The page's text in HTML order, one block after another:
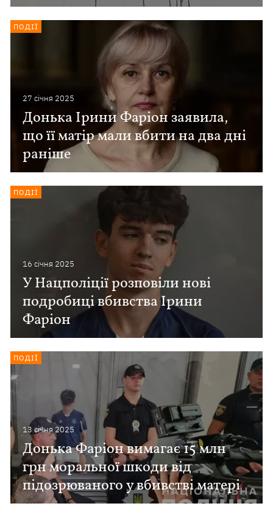
27 сiчня 2025
Донька Ірини Фаріон заявила,
що її матір мали вбити на два дні
раніше
ПОДІЇ
16 сiчня 2025
У Нацполіції розповіли нові
подробиці вбивства Ірини
Фаріон
ПОДІЇ
13 сiчня 2025
Донька Фаріон вимагає 15 млн
грн моральної шкоди від
підозрюваного у вбивстві матері
ПОДІЇ